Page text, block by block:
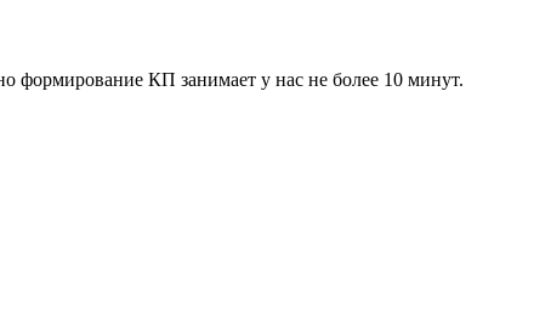
формирование КП занимает у нас не более 10 минут.